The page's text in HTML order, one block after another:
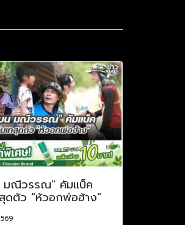
มณีวรรณ" คัมแบ็ค
ดตัว "หัวอกพ่อฮ้าง"